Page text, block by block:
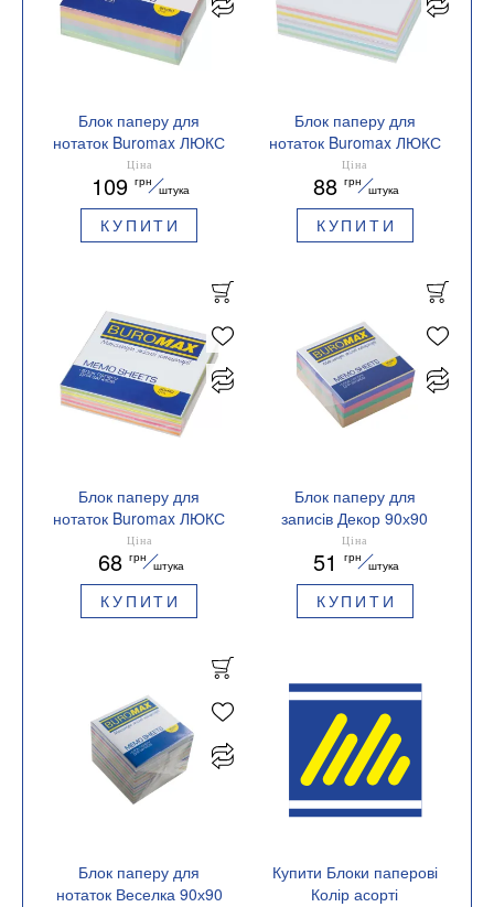
Блок паперу для
нотаток Buromax ЛЮКС
ДЕКОР 90х90х30мм
склеєний BM.2282
Ціна
109 грн
штука
КУПИТИ
Блок паперу для
нотаток Buromax ЛЮКС
ЗЕБРА 90х90х30мм не
склеєний BM.2261
Ціна
88 грн
штука
КУПИТИ
Блок паперу для
нотаток Buromax ЛЮКС
ЗЕБРА 90х90х20
склеєний BM.2258
Ціна
68 грн
штука
КУПИТИ
Блок паперу для
записів Декор 90х90
несклеенный Buromax
BM.2285
Ціна
51 грн
штука
КУПИТИ
Блок паперу для
нотаток Веселка 90х90
Купити Блоки паперові
Колір асорті